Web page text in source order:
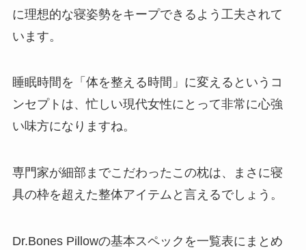
に理想的な寝姿勢をキープできるよう工夫されて
います。
睡眠時間を「体を整える時間」に変えるというコ
ンセプトは、忙しい現代女性にとって非常に心強
い味方になりますね。
専門家が細部までこだわったこの枕は、まさに寝
具の枠を超えた整体アイテムと言えるでしょう。
Dr.Bones Pillowの基本スペックを一覧表にまとめ